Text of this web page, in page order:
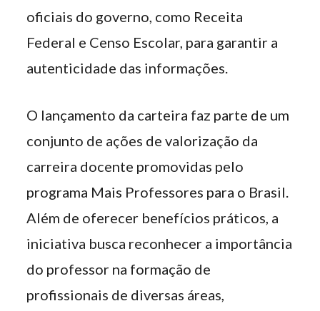
oficiais do governo, como Receita
Federal e Censo Escolar, para garantir a
autenticidade das informações.
O lançamento da carteira faz parte de um
conjunto de ações de valorização da
carreira docente promovidas pelo
programa Mais Professores para o Brasil.
Além de oferecer benefícios práticos, a
iniciativa busca reconhecer a importância
do professor na formação de
profissionais de diversas áreas,